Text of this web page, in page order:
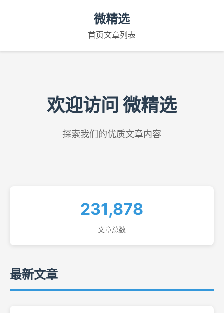
微精选
首页文章列表
欢迎访问 微精选
探索我们的优质文章内容
231,878
文章总数
最新文章